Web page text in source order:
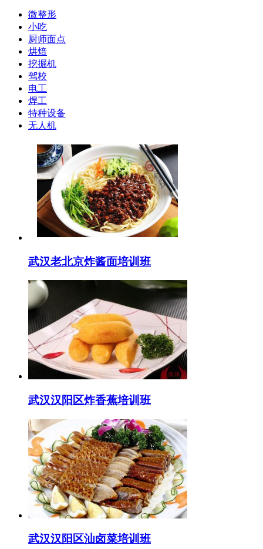
微整形
小吃
厨师面点
烘焙
挖掘机
驾校
电工
焊工
特种设备
无人机
武汉老北京炸酱面培训班
武汉汉阳区炸香蕉培训班
武汉汉阳区汕卤菜培训班